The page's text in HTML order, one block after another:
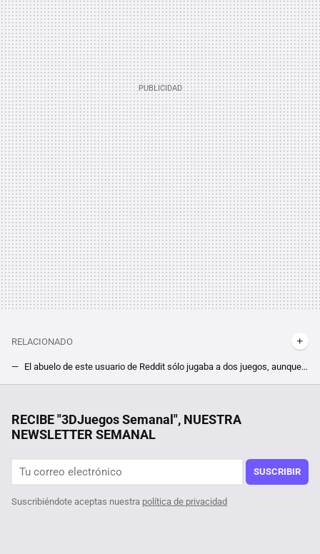
RELACIONADO
El abuelo de este usuario de Reddit sólo jugaba a dos juegos, aunque lo sorprendente es cómo ha conseguido invertir 10000 horas entre los dos
RECIBE "3DJuegos Semanal", NUESTRA
NEWSLETTER SEMANAL
SUSCRIBIR
Suscribiéndote aceptas nuestra política de privacidad